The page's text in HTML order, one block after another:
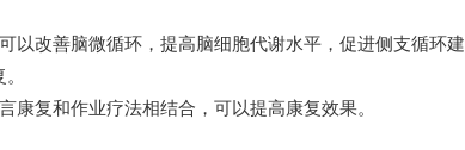
以改善脑微循环，提高脑细胞代谢水平，促进侧支循环建
康复和作业疗法相结合，可以提高康复效果。